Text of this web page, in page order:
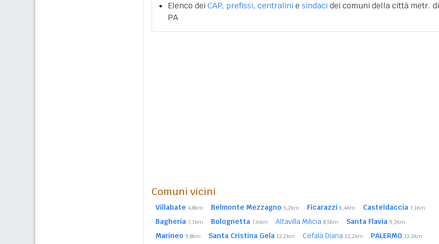
Elenco dei CAP, prefissi, centralini e sindaci dei comuni della città metr. di
PA
Comuni vicini
Villabate 4,8km Belmonte Mezzagno 5,2km Ficarazzi 6,4km Casteldaccia 7,1km
Bagheria 7,1km Bolognetta 7,6km Altavilla Milicia 8,5km Santa Flavia 9,3km
Marineo 9,8km Santa Cristina Gela 12,2km Cefalà Diana 13,2km PALERMO 13,3km